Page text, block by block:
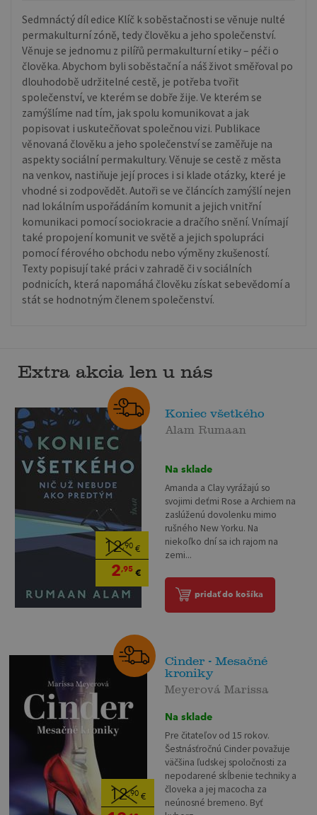
Sedmnáctý díl edice Klíč k soběstačnosti se věnuje nulté
permakulturní zóně, tedy člověku a jeho společenství.
Věnuje se jednomu z pilířů permakulturní etiky – péči o
člověka. Abychom byli soběstační a náš život směřoval po
dlouhodobě udržitelné cestě, je potřeba tvořit
společenství, ve kterém se dobře žije. Ve kterém se
zamýšlíme nad tím, jak spolu komunikovat a jak
popisovat i uskutečňovat společnou vizi. Publikace
věnovaná člověku a jeho společenství se zaměřuje na
aspekty sociální permakultury. Věnuje se cestě z města
na venkov, nastiňuje její proces i si klade otázky, které je
vhodné si zodpovědět. Autoři se ve článcích zamýšlí nejen
nad lokálním uspořádáním komunit a jejich vnitřní
komunikaci pomocí sociokracie a dračího snění. Vnímají
také propojení komunit ve světě a jejich spolupráci
pomocí férového obchodu nebo výměny zkušeností.
Texty popisují také práci v zahradě či v sociálních
podnicích, která napomáhá člověku získat sebevědomí a
stát se hodnotným členem společenství.
Extra akcia len u nás
12,90 €
2,95 €
Koniec všetkého
Alam Rumaan
Na sklade
Amanda a Clay vyrážajú so
svojimi deťmi Rose a Archiem na
zaslúženú dovolenku mimo
rušného New Yorku. Na
niekoľko dní sa ich rajom na
zemi...
pridať do košíka
12,90 €
Cinder - Mesačné
kroniky
Meyerová Marissa
Na sklade
Pre čitateľov od 15 rokov.
Šestnásťročnú Cinder považuje
väčšina ľudskej spoločnosti za
nepodarené skĺbenie techniky a
človeka a jej macocha za
neúnosné bremeno. Byť